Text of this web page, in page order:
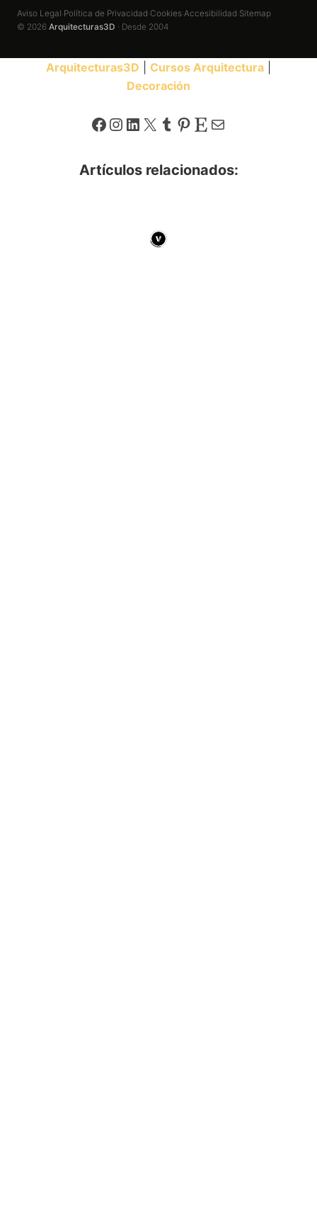
Aviso Legal·Política de Privacidad·Cookies·Accesibilidad·Sitemap
© 2026 Arquitecturas3D · Desde 2004
Arquitecturas3D Cursos Arquitectura
Decoración
Facebook
Instagram
LinkedIn
X Tumblr
Pinterest
EtsyCorreo electrónico
Artículos relacionados: